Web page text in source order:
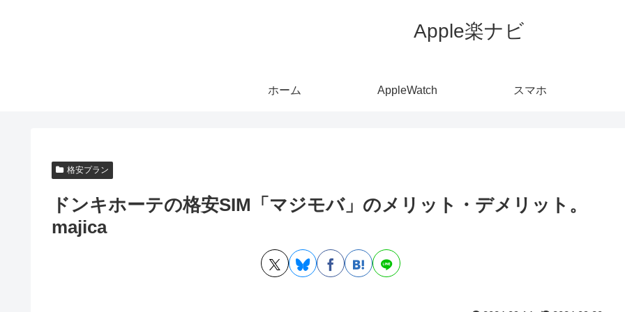
Apple楽ナビ
ホーム AppleWatch スマホ
格安プラン
ドンキホーテの格安SIM「マジモバ」のメリット・デメリット。
majica